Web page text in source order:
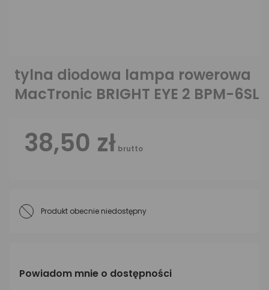
tylna diodowa lampa rowerowa
MacTronic BRIGHT EYE 2 BPM-6SL
38,50 zł brutto
Produkt obecnie niedostępny
Powiadom mnie o dostępności